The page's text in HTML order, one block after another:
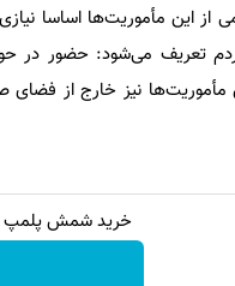
این مأموریت‌ها اساسا
تعریف می‌شود: حضور در
نیز خارج از فضای
خرید شمش پلمپ طلاسی، از